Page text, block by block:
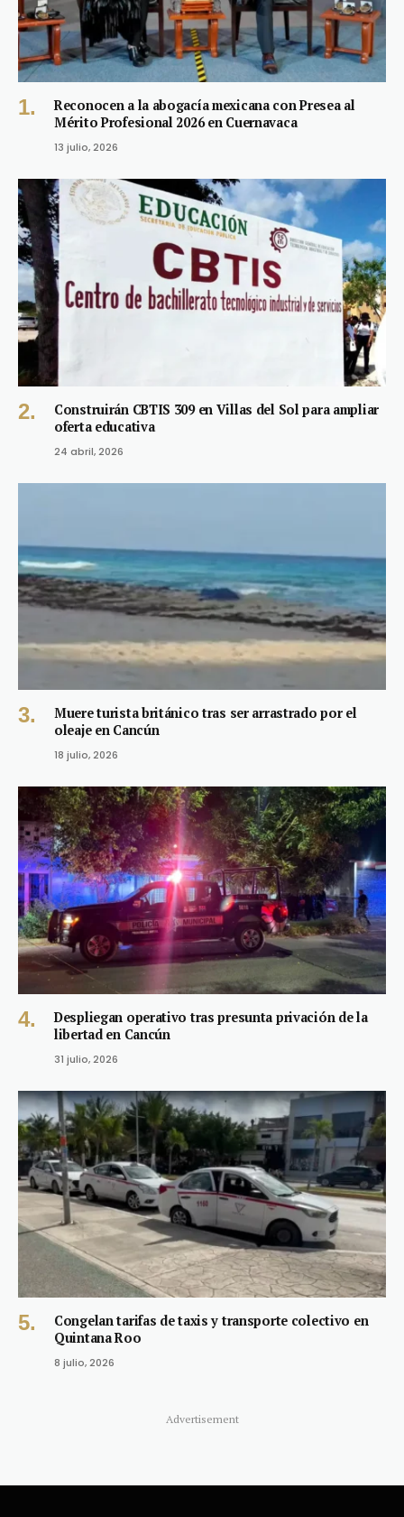
Reconocen a la abogacía mexicana con Presea al
Mérito Profesional 2026 en Cuernavaca
13 julio, 2026
Construirán CBTIS 309 en Villas del Sol para ampliar
oferta educativa
24 abril, 2026
Muere turista británico tras ser arrastrado por el
oleaje en Cancún
18 julio, 2026
Despliegan operativo tras presunta privación de la
libertad en Cancún
31 julio, 2026
Congelan tarifas de taxis y transporte colectivo en
Quintana Roo
8 julio, 2026
Advertisement